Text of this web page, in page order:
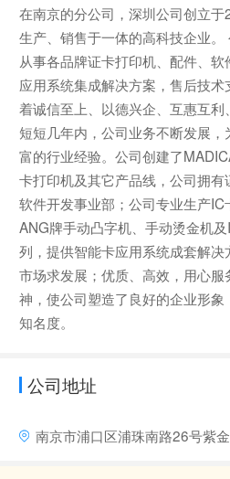
在南京的分公司，深圳公司创立于
生产、销售于一体的高科技企业
从事各品牌证卡打印机、配件、
应用系统集成解决方案，售后技
着诚信至上、以德兴企、互惠互
短短几年内，公司业务不断发展
富的行业经验。公司创建了
卡打印机及其它产品线，公司拥有
软件开发事业部；公司专业生产
ANG牌手动凸字机、手动烫金机
列，提供智能卡应用系统成套解
市场求发展；优质、高效，用心
神，使公司塑造了良好的企业形
知名度。
公司地址
南京市浦口区浦珠南路26号紫